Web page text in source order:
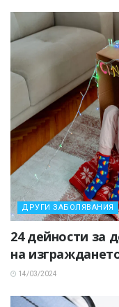
ДРУГИ ЗАБОЛЯВАНИЯ
24 дейности за
на
14/03/2024